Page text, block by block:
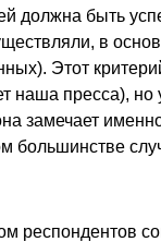
должна быть
в
Этот
наша пресса),
замечает
большинстве
респондентов